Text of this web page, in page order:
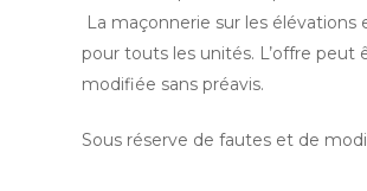
La maçonnerie sur les élévations
pour touts les unités. L’offre peut
modifiée sans préavis.
Sous réserve de fauteset de mod